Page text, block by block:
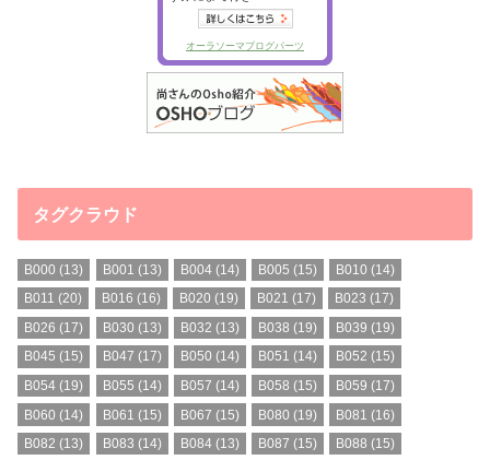
タグクラウド
B000 (13) B001 (13) B004(14) B005 (15) B010 (14)
B011 (20) B016 (16) B020 (19) B021 (17) B023 (17)
B026 (17) B030 (13) B032 (13) B038 (19) B039 (19)
B045 (15) B047 (17) B050 (14) B051 (14) B052 (15)
B054 (19) B055 (14) B057 (14) B058 (15) B059 (17)
B060 (14) B061 (15) B067 (15) B080 (19) B081 (16)
B082 (13) B083 (14) B084(13) B087 (15) B088 (15)